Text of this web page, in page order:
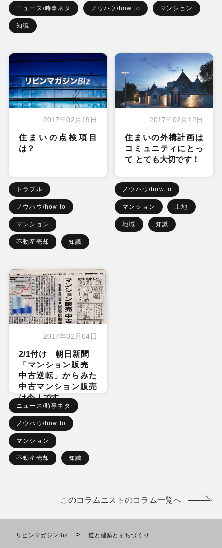
ニュース/時事ネタ ノウハウ/how to マンション
知識
2017年02月19日
住まいの点検項目
は？
トラブル
ノウハウ/how to
マンション
不動産売却 知識
2017年02月12日
住まいの外構計画は
コミュニティにとっ
て とても大切です！
ノウハウ/how to
マンション 土地
地域 知識
2017年02月04日
2/1付け 朝日新聞
「マンション販売
中古逆転」からみた
中古マンション販売
は今！です
ニュース/時事ネタ
ノウハウ/how to
マンション
不動産売却 知識
このコラムニストのコラム一覧へ
リビンマガジンBiz > 道と建築とまちづくり